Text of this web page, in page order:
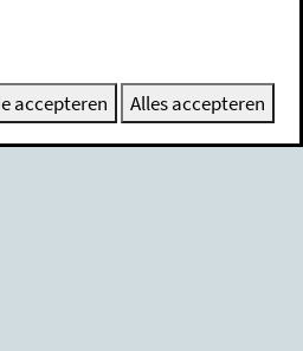
accepteren Alles accepteren